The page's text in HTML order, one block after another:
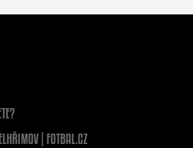
| FOTBAL.CZ